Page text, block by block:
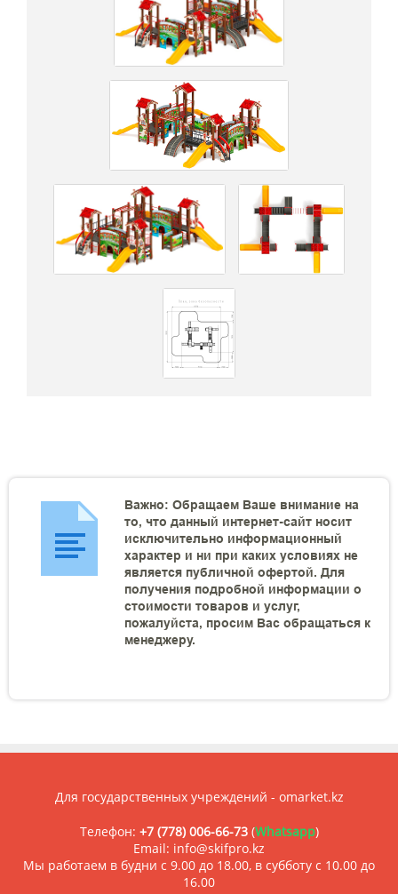
Важно: Обращаем Ваше внимание на
то, что данный интернет-сайт носит
исключительно информационный
характер и ни при каких условиях не
является публичной офертой. Для
получения подробной информации о
стоимости товаров и услуг,
пожалуйста, просим Вас обращаться к
менеджеру.
Для государственных учреждений - omarket.kz
Телефон: +7 (778) 006-66-73(Whatsapp)
Email: info@skifpro.kz
Мы работаем в будни с 9.00 до 18.00, в субботу с 10.00 до
16.00